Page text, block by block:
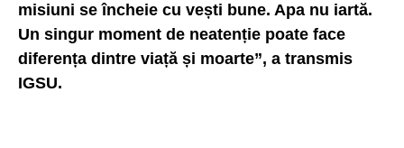
misiuni se încheie cu vești bune. Apa nu iartă.
Un singur moment de neatenție poate face
diferența dintre viață și moarte”, a transmis
IGSU.